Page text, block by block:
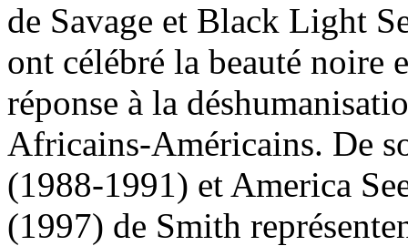
de Savage et Black Light
ont célébré la beauté noire
réponse à la
Africains-Américains. De
(1988-1991) et America
(1997) de Smith